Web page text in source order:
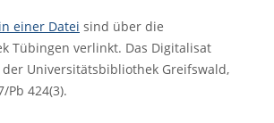
einer Datei sind über die
Tübingen verlinkt. Das Digitalisat
Universitätsbibliothek Greifswald,
Pb 424(3).